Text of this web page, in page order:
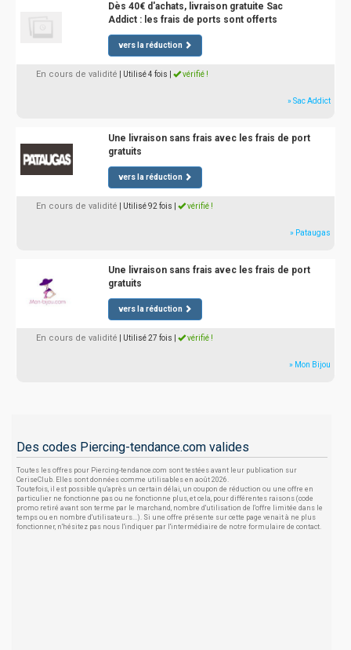
Dès 40€ d'achats, livraison gratuite Sac
Addict : les frais de ports sont offerts
vers la réduction
En cours de validité | Utilisé 4 fois vérifié !
» Sac Addict
Une livraison sans frais avec les frais de port
gratuits
vers la réduction
En cours de validité | Utilisé 92 fois vérifié !
» Pataugas
Une livraison sans frais avec les frais de port
gratuits
vers la réduction
En cours de validité | Utilisé 27 fois vérifié !
» Mon Bijou
Des codes Piercing-tendance.com valides
Toutes les offres pour Piercing-tendance.com sont testées avant leur publication sur
CeriseClub. Elles sont données comme utilisables en août 2026.
Toutefois, il est possible qu'après un certain délai, un coupon de réduction ou une offre en
particulier ne fonctionne pas ou ne fonctionne plus, et cela, pour différentes raisons (code
promo retiré avant son terme par le marchand, nombre d'utilisation de l'offre limitée dans le
temps ou en nombre d'utilisateurs...). Si une offre présente sur cette page venait à ne plus
fonctionner, n'hésitez pas nous l'indiquer par l'intermédiaire de notre formulaire de contact.